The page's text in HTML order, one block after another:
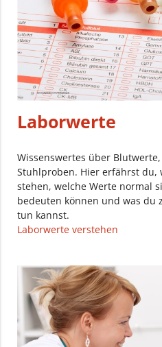
Laborwerte
Wissenswertes über
Stuhlproben. Hier erfährst du,
stehen, welche Werte normal
bedeuten können und was du
tun kannst.
Laborwerte verstehen